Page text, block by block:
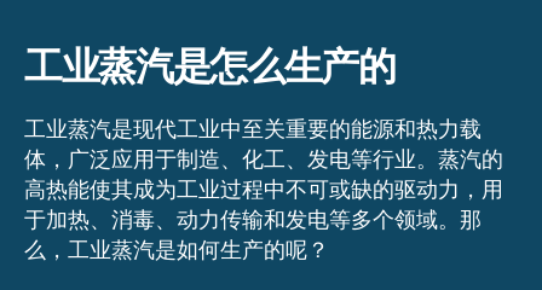
工业蒸汽是怎么生产的
工业蒸汽是现代工业中至关重要的能源和热力载
体，广泛应用于制造、化工、发电等行业。蒸汽的
高热能使其成为工业过程中不可或缺的驱动力，用
于加热、消毒、动力传输和发电等多个领域。那
么，工业蒸汽是如何生产的呢？